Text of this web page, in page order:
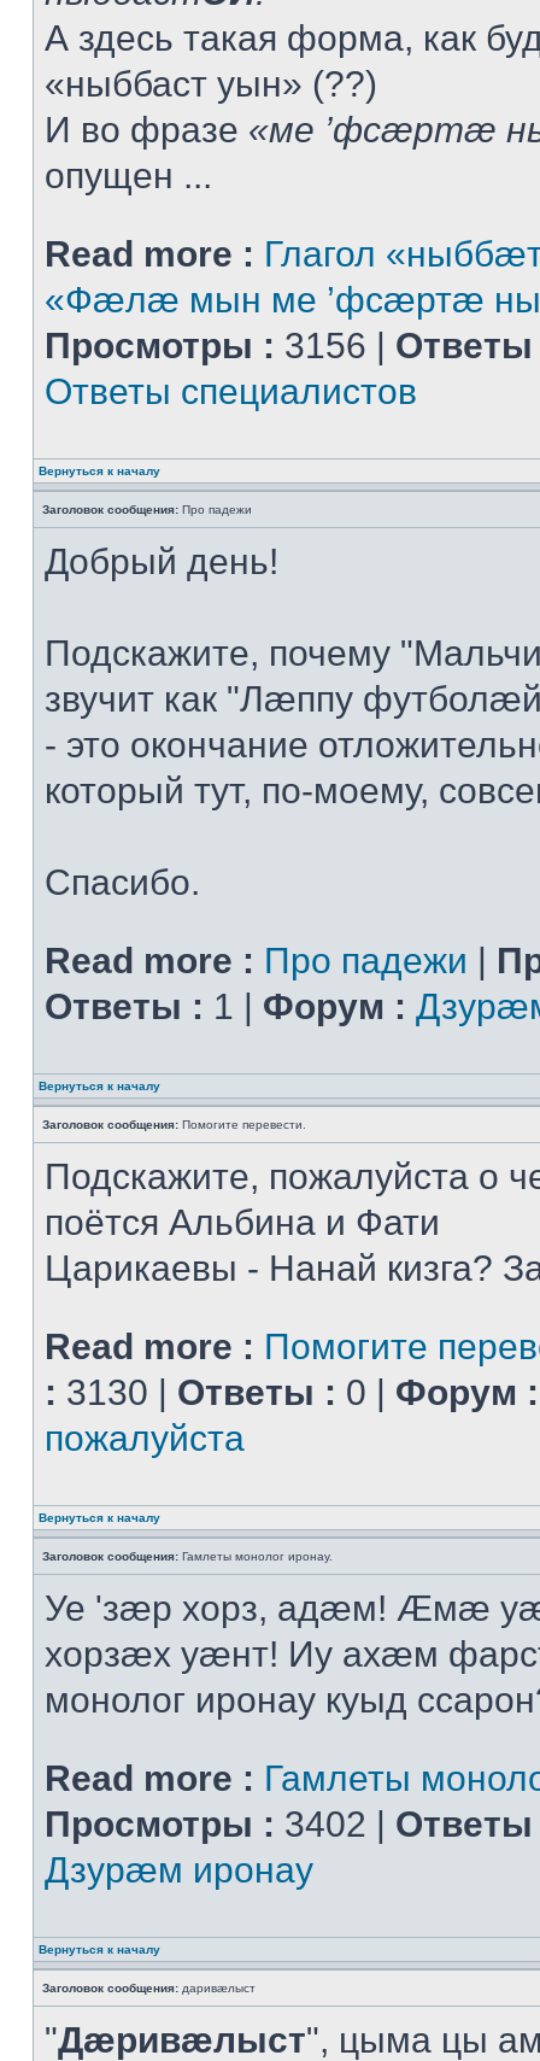
А здесь такая форма, как
«ныббаст уын» (??)
И во фразе «ме ’фсæртæ
опущен ...
Read more : Глагол
«Фæлæ мын ме ’фсæртæ
Просмотры : 3156 | Ответы
Ответы специалистов
Вернуться к началу
Заголовок сообщения: Про падежи
Добрый день!
Подскажите, почему
звучит как "Лæппу
- это окончание
который тут, по-моему,
Спасибо.
Read more : Про падежи |
Ответы : 1 | Форум :
Вернуться к началу
Заголовок сообщения: Помогите перевести.
Подскажите, пожалуйста о
поётся Альбина и Фати
Царикаевы - Нанай кизга?
Read more : Помогите
: 3130 | Ответы : 0 | Форум :
пожалуйста
Вернуться к началу
Заголовок сообщения: Гамлеты монолог иронау.
Уе 'зæр хорз, адæм! Æмæ
хорзæх уæнт! Иу ахæм
монолог иронау куыд
Read more : Гамлеты
Просмотры : 3402 | Ответы
Дзурæм иронау
Вернуться к началу
Заголовок сообщения: даривæлыст
"Дæривæлыст", цыма цы